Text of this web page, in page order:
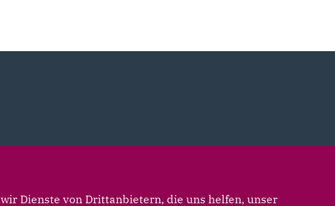
Dienste von Drittanbietern, die uns helfen, unser